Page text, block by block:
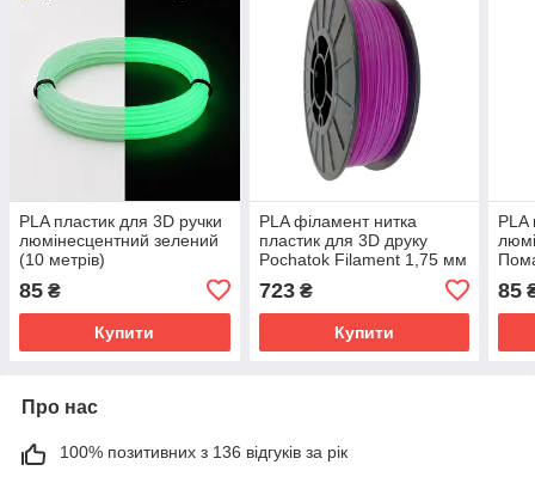
PLA пластик для 3D ручки
люмінесцентний зелений
(10 метрів)
85 ₴
Купити
PLA філамент нитка
пластик для 3D друку
Pochatok Filament 1,75 мм
Люмінесцентний
723₴
Купити
PLA
85
Про нас
100% позитивних з 136 відгуків за рік